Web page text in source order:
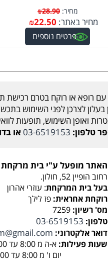
מחיר: ₪28.90
מחיר באתר: ₪22.50
פרטים נוספים
רופא או רוקח בטרם רכישת
בעלון לצרכן לפני השימוש
ואופן השימוש, תופעות
טלפון: 03-6519153 או
האתר מופעל ע"י בית מרקחת
רחוב הופיין 52, חולון.
בעל בית המרקחת: עוזרי אהרון
רוקחת אחראית: פז לילך
מס' רשיון: 7259
טלפון: 03-6519153
דואר אלקטרוני:
שעות פעילות: א-ה מ 8:00 עד 21:00
יום ו' מ 8:00 עד 15:00